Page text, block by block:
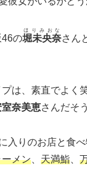
の堀未央奈
ほりみおな
さん
は、素直でよく
室奈美恵さんだそ
入りのお店と食べ
メン
天満鮨